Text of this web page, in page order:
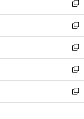
く
で
開
く
ド
ウ
で
開
く
ィ
ン
ド
ウ
で
開
く
い
ウ
ィ
ン
ド
ウ
で
開
く
新
し
い
ウ
ィ
ン
ド
ウ
で
開
新
し
い
ウ
ィ
ン
ド
ウ
新
し
い
ウ
ィ
ン
新
し
い
ウ
新
し